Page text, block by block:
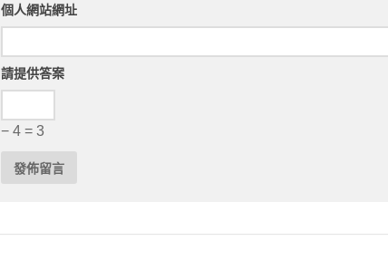
個人網站網址
請提供答案
− 4 = 3